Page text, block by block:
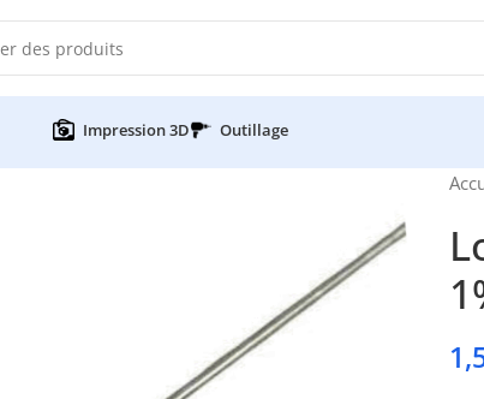
Impression 3D Outillage